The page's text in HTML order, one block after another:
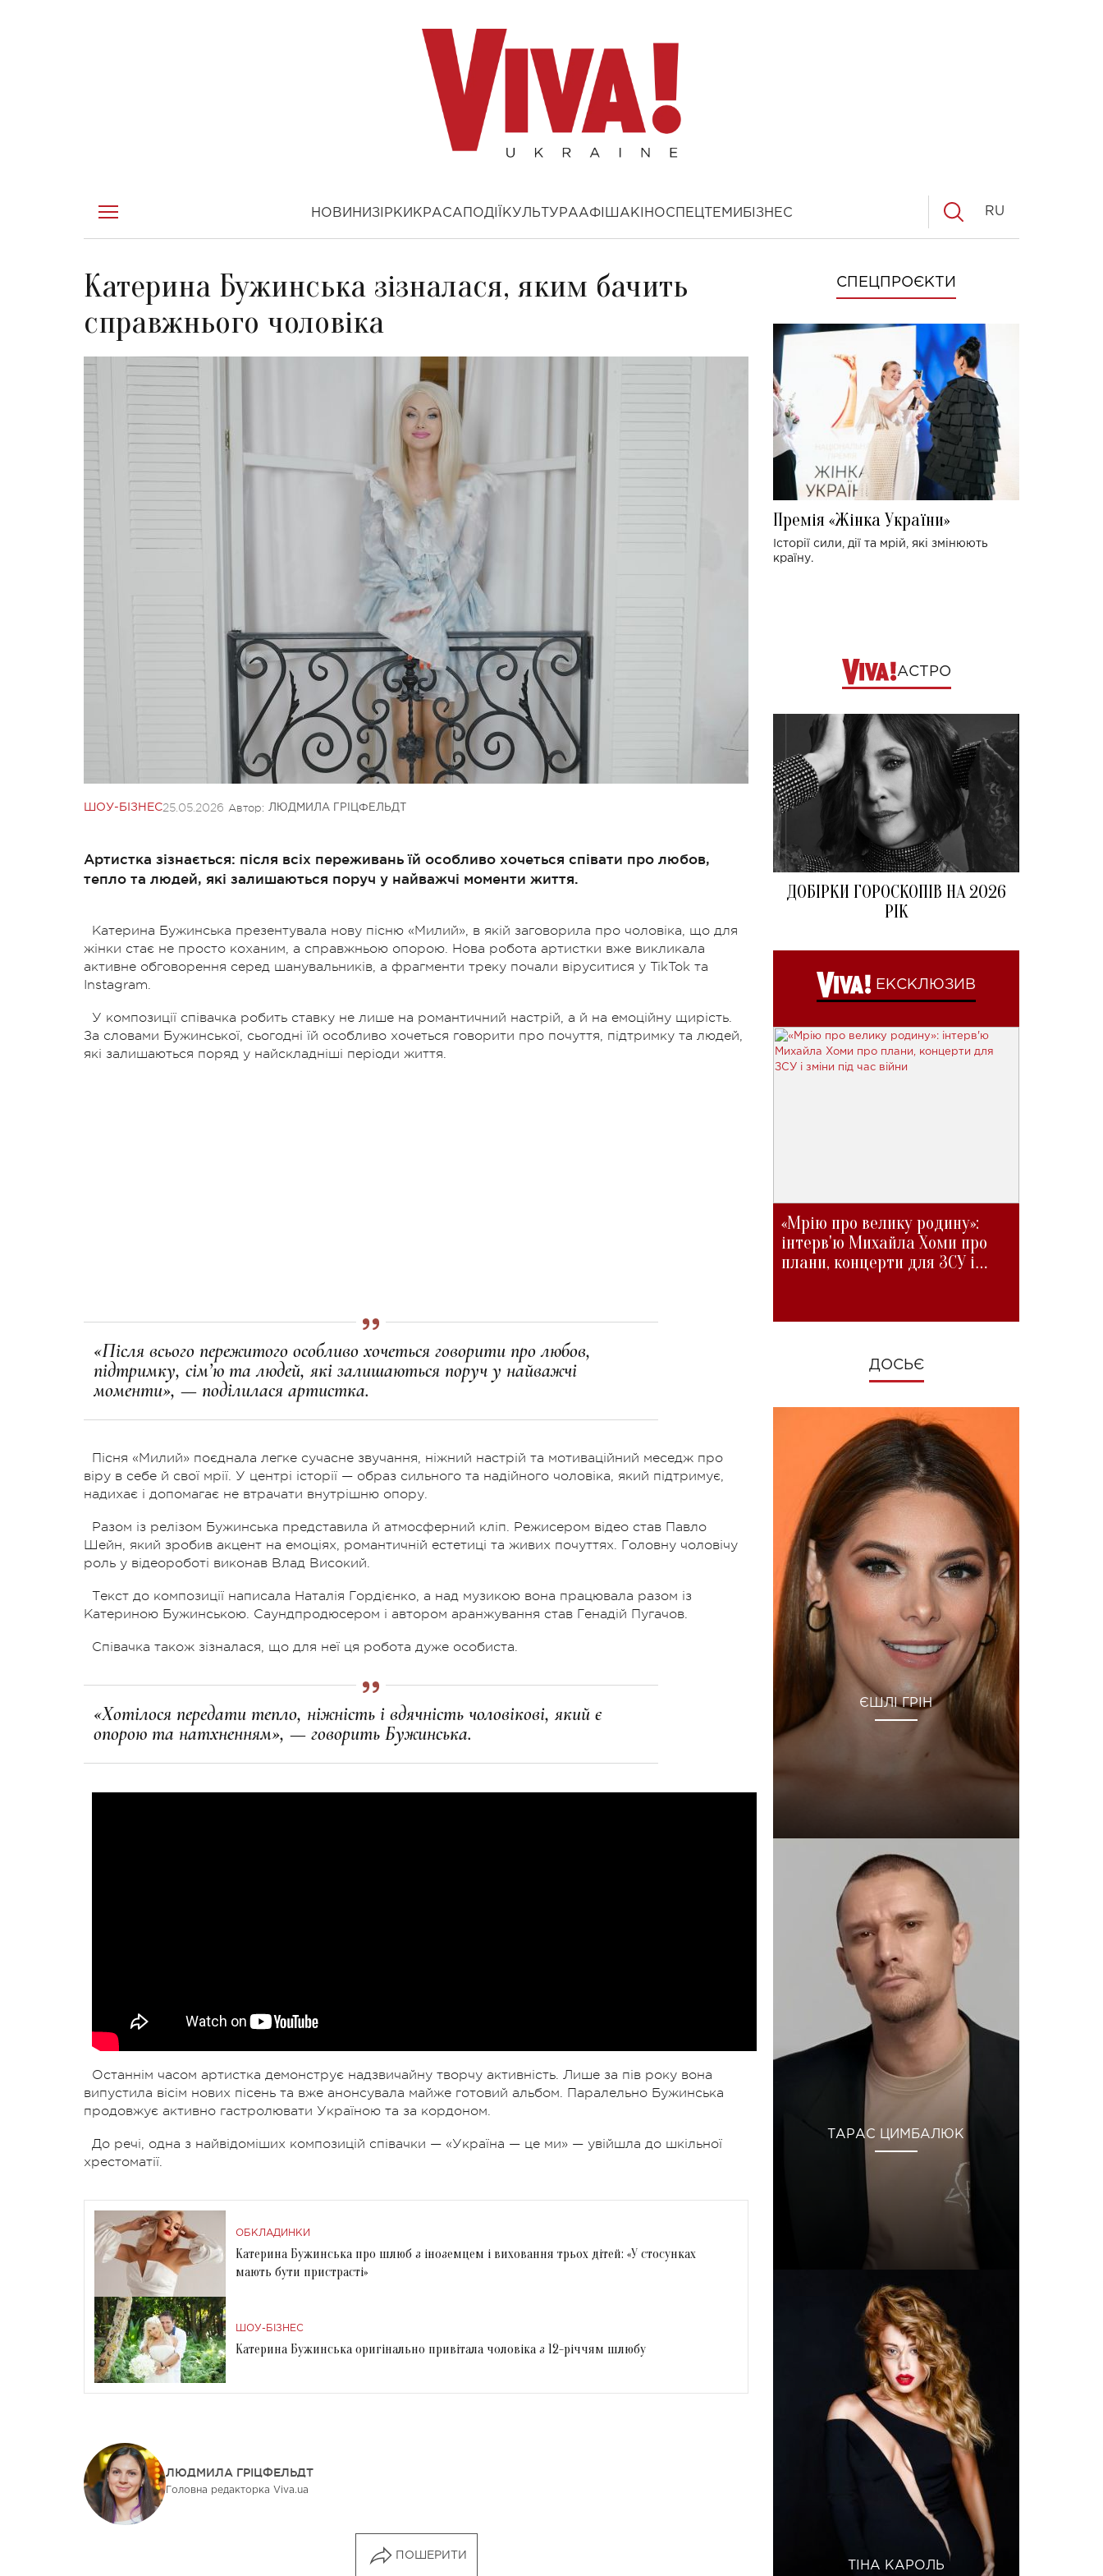
НОВИНИ ЗІРКИ КРАСА ПОДІЇ КУЛЬТУРААФІША КІНОСПЕЦТЕМИ БІЗНЕС RU
Катерина Бужинська зізналася, яким бачить
справжнього чоловіка
ШОУ-БІЗНЕС25.05.2026 Автор: ЛЮДМИЛА ГРІЦФЕЛЬДТ
Артистка зізнається: після всіх переживань їй особливо хочеться співати про любов,
тепло та людей, які залишаються поруч у найважчі моменти життя.
Катерина Бужинська презентувала нову пісню «Милий», в якій заговорила про чоловіка, що для
жінки стає не просто коханим, а справжньою опорою. Нова робота артистки вже викликала
активне обговорення серед шанувальників, а фрагменти треку почали віруситися у TikTok та
Instagram.
У композиції співачка робить ставку не лише на романтичний настрій, а й на емоційну щирість.
За словами Бужинської, сьогодні їй особливо хочеться говорити про почуття, підтримку та людей,
які залишаються поряд у найскладніші періоди життя.
«Після всього пережитого особливо хочеться говорити про любов,
підтримку, сім’ю та людей, які залишаються поруч у найважчі
моменти», — поділилася артистка.
Пісня «Милий» поєднала легке сучасне звучання, ніжний настрій та мотиваційний меседж про
віру в себе й свої мрії. У центрі історії — образ сильного та надійного чоловіка, який підтримує,
надихає і допомагає не втрачати внутрішню опору.
Разом із релізом Бужинська представила й атмосферний кліп. Режисером відео став Павло
Шейн, який зробив акцент на емоціях, романтичній естетиці та живих почуттях. Головну чоловічу
роль у відеороботі виконав Влад Високий.
Текст до композиції написала Наталія Гордієнко, а над музикою вона працювала разом із
Катериною Бужинською. Саундпродюсером і автором аранжування став Генадій Пугачов.
Співачка також зізналася, що для неї ця робота дуже особиста.
«Хотілося передати тепло, ніжність і вдячність чоловікові, який є
опорою та натхненням», — говорить Бужинська.
Останнім часом артистка демонструє надзвичайну творчу активність. Лише за пів року вона
випустила вісім нових пісень та вже анонсувала майже готовий альбом. Паралельно Бужинська
продовжує активно гастролювати Україною та за кордоном.
До речі, одна з найвідоміших композицій співачки — «Україна — це ми» — увійшла до шкільної
хрестоматії.
ОБКЛАДИНКИ
Катерина Бужинська про шлюб з іноземцем і виховання трьох дітей: «У стосунках
мають бути пристрасті»
ШОУ-БІЗНЕС
Катерина Бужинська оригінально привітала чоловіка з 12-річчям шлюбу
ЛЮДМИЛА ГРІЦФЕЛЬДТ
Головна редакторка Viva.ua
ПОШЕРИТИ
СПЕЦПРОЄКТИ
Премія «Жінка України»
Історії сили, дії та мрій, які змінюють
країну.
АСТРО
ДОБІРКИ ГОРОСКОПІВ НА 2026
РІК
ЕКСКЛЮЗИВ
«Мрію про велику родину»:
інтерв'ю Михайла Хоми про
плани, концерти для ЗСУ і
ДОСЬЄ
ЄШЛІ ГРІН
ТАРАС ЦИМБАЛЮК
ТІНА КАРОЛЬ